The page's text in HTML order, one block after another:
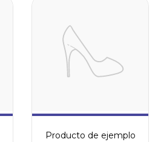
Producto de ejemplo